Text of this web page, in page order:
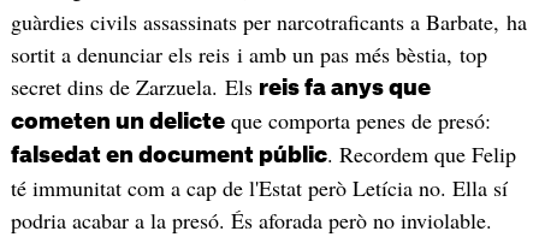
guàrdies civils assassinats per narcotraficants a Barbate, ha
sortit a denunciar els reis i amb un pas més bèstia, top
secret dins de Zarzuela. Els reis fa anys que
cometen un delicteque comporta penes de presó:
falsedat en document públic. Recordem que Felip
té immunitat com a cap de l'Estat però Letícia no. Ella sí
podria acabar a la presó. És aforada però no inviolable.